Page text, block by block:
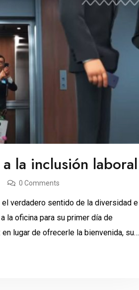
la inclusión laboral
0 Comments
verdadero sentido de la diversidad e
la oficina para su primer día de
lugar de ofrecerle la bienvenida, sus